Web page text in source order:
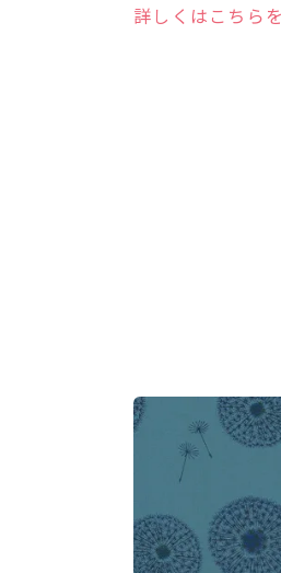
詳しくはこちら